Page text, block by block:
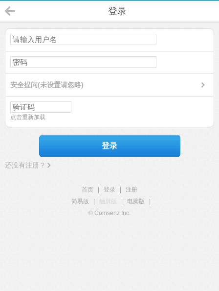
登录
安全提问(未设置请忽略)
点击重新加载
登录
还没有注册？
首页 登录
注册
简易版
触屏版 电脑版
© Comsenz Inc.